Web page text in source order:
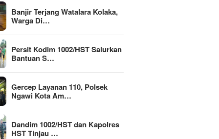
Banjir Terjang Watalara Kolaka,
Warga Di…
Persit Kodim 1002/HST Salurkan
Bantuan S…
Gercep Layanan 110, Polsek
Ngawi Kota Am…
Dandim 1002/HST dan Kapolres
HST Tinjau …